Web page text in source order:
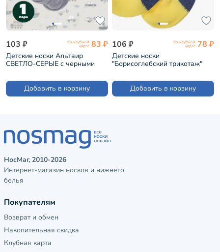
103 ₽ по клубной
карте 83 ₽
Детские носки Альтаир
СВЕТЛО-СЕРЫЕ с черными
Добавить в корзину
106 ₽ по клубной
карте 78 ₽
Детские носки
"Борисоглебский трикотаж"
Добавить в корзину
НосМаг, 2010-2026
Интернет-магазин носков и нижнего
белья
Покупателям
Возврат и обмен
Накопительная скидка
Клубная карта